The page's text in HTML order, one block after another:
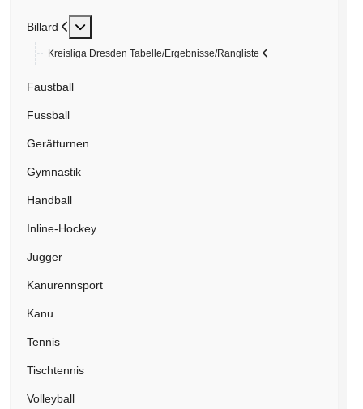
Billard Weitere Informationen: Billard
Kreisliga Dresden Tabelle/Ergebnisse/Rangliste
Faustball
Fussball
Gerätturnen
Gymnastik
Handball
Inline-Hockey
Jugger
Kanurennsport
Kanu
Tennis
Tischtennis
Volleyball